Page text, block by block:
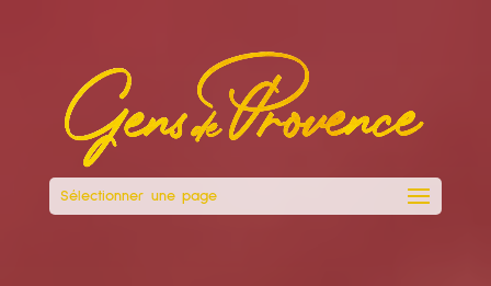
Sélectionner une page